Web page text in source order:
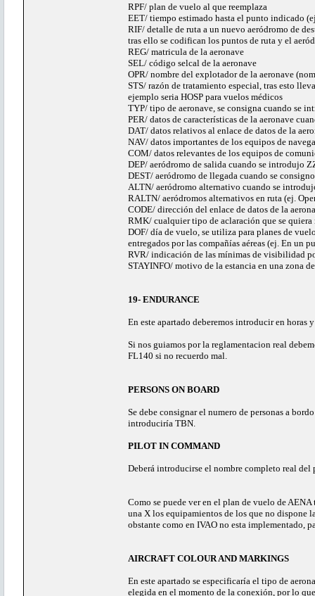
RPF/ plan de vuelo al que reemplaza
EET/ tiempo estimado hasta el punto indicado
RIF/ detalle de ruta a un nuevo aeródromo de
tras ello se codifican los puntos de ruta y el
REG/ matricula de la aeronave
SEL/ código selcal de la aeronave
OPR/ nombre del explotador de la aeronave
STS/ razón de tratamiento especial, tras esto
ejemplo seria HOSP para vuelos médicos
TYP/ tipo de aeronave, se consigna cuando se
PER/ datos de características de la aeronave
DAT/ datos relativos al enlace de datos de la
NAV/ datos importantes de los equipos de
COM/ datos relevantes de los equipos de
DEP/ aeródromo de salida cuando se introdujo
DEST/ aeródromo de llegada cuando se
ALTN/ aeródromo alternativo cuando se
RALTN/ aeródromos alternativos en ruta (ej.
CODE/ dirección del enlace de datos de la
RMK/ cualquier tipo de aclaración que se
DOF/ día de vuelo, se utiliza para planes de
entregados por las compañías aéreas (ej. En un
RVR/ indicación de las mínimas de visibilidad
STAYINFO/ motivo de la estancia en una zona
19- ENDURANCE
En este apartado deberemos introducir en
Si nos guiamos por la reglamentacion real
FL140 si no recuerdo mal.
PERSONS ON BOARD
Se debe consignar el numero de personas a
introduciría TBN.
PILOT IN COMMAND
Deberá introducirse el nombre completo real del
Como se puede ver en el plan de vuelo de
una X los equipamientos de los que no dispone
obstante como en IVAO no esta implementado,
AIRCRAFT COLOUR AND MARKINGS
En este apartado se especificaría el tipo de
elegida en el momento de la conexión, por lo